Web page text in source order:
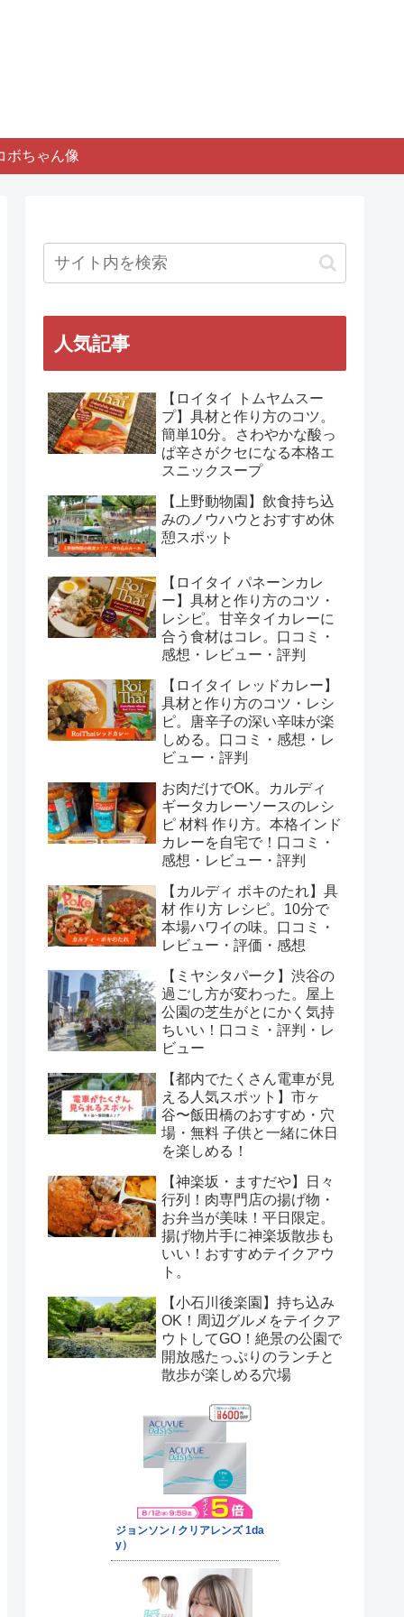
ボちゃん像
人気記事
【ロイタイ トムヤムスー
プ】具材と作り方のコツ。
簡単10分。さわやかな酸っ
ぱ辛さがクセになる本格エ
スニックスープ
【上野動物園】飲食持ち込
みのノウハウとおすすめ休
憩スポット
【ロイタイ パネーンカレ
ー】具材と作り方のコツ・
レシピ。甘辛タイカレーに
合う食材はコレ。口コミ・
感想・レビュー・評判
【ロイタイ レッドカレー】
具材と作り方のコツ・レシ
ピ。唐辛子の深い辛味が楽
しめる。口コミ・感想・レ
ビュー・評判
お肉だけでOK。カルディ
ギータカレーソースのレシ
ピ 材料 作り方。本格インド
カレーを自宅で！口コミ・
感想・レビュー・評判
【カルディ ポキのたれ】具
材 作り方 レシピ。10分で
本場ハワイの味。口コミ・
レビュー・評価・感想
【ミヤシタパーク】渋谷の
過ごし方が変わった。屋上
公園の芝生がとにかく気持
ちいい！口コミ・評判・レ
ビュー
【都内でたくさん電車が見
える人気スポット】市ヶ
谷〜飯田橋のおすすめ・穴
場・無料 子供と一緒に休日
を楽しめる！
【神楽坂・ますだや】日々
行列！肉専門店の揚げ物・
お弁当が美味！平日限定。
揚げ物片手に神楽坂散歩も
いい！おすすめテイクアウ
ト。
【小石川後楽園】持ち込み
OK！周辺グルメをテイクア
ウトしてGO！絶景の公園で
開放感たっぷりのランチと
散歩が楽しめる穴場